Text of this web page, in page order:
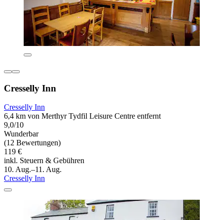
Cresselly Inn
Cresselly Inn
6,4 km von Merthyr Tydfil Leisure Centre entfernt
9,0/10
Wunderbar
(12 Bewertungen)
119 €
inkl. Steuern & Gebühren
10. Aug.–11. Aug.
Cresselly Inn